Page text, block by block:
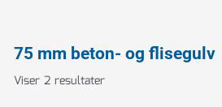
75 mm beton- og flisegulv
Viser 2 resultater